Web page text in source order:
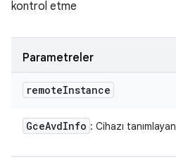
kontrol etme
Parametreler
remoteInstance
GceAvdInfo : Cihazı tanımlayan